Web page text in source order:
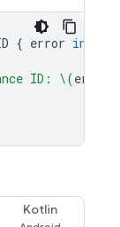
{ error in
ID: \(error
Kotlin